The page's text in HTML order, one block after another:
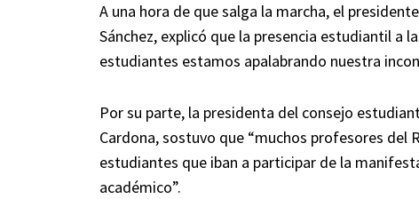
A una hora de que salga la marcha, el
Sánchez, explicó que la presencia estudiantil a
estudiantes estamos apalabrando nuestra
Por su parte, la presidenta del consejo
Cardona, sostuvo que “muchos profesores del
estudiantes que iban a participar de la
académico”.